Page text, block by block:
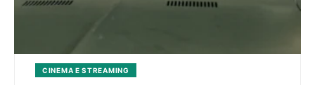
CINEMA E STREAMING